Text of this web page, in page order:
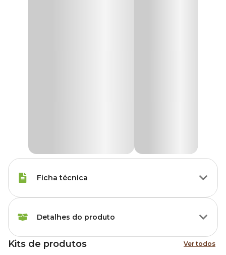
Ficha técnica
Porte
Raças Médias, Raças Grandes
Idade Filhote, Adulto, Sênior
Detalhes do produto
Kit Higiênico Cata Caca Com Refil MyHug Cinza
Kits de produtos Ver todos